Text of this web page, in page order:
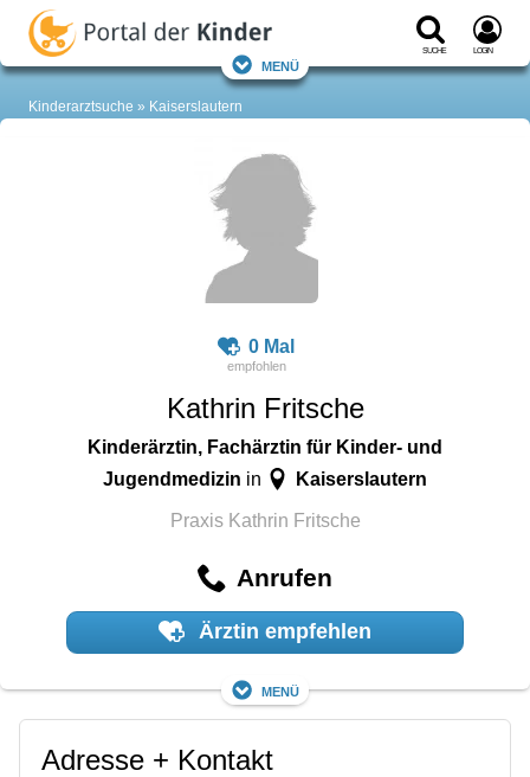
Suche Login
Menü
Kinderarztsuche Kaiserslautern
0 Mal
Kathrin Fritsche
Kinderärztin, Fachärztin für Kinder- und
Jugendmedizin in Kaiserslautern
Praxis Kathrin Fritsche
Anrufen
Ärztin empfehlen
Menü
Adresse + Kontakt